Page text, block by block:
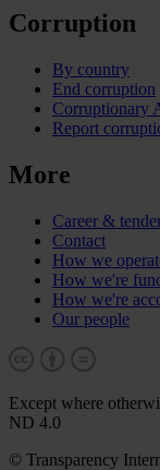
Corruption
By country
End corruption
Corruptionary
Report
More
Career &
Contact
How we
How we're
How we're
Our people
Except where
ND 4.0
© Transparency